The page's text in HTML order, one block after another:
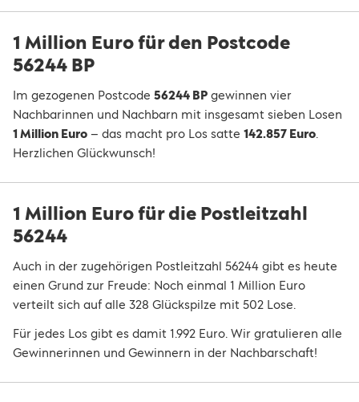
1 Million Euro für den Postcode
56244 BP
Im gezogenen Postcode 56244 BP gewinnen vier
Nachbarinnen und Nachbarn mit insgesamt sieben Losen
1 Million Euro – das macht pro Los satte 142.857 Euro.
Herzlichen Glückwunsch!
1 Million Euro für die Postleitzahl
56244
Auch in der zugehörigen Postleitzahl 56244 gibt es heute
einen Grund zur Freude: Noch einmal 1 Million Euro
verteilt sich auf alle 328 Glückspilze mit 502 Lose.
Für jedes Los gibt es damit 1.992 Euro. Wir gratulieren alle
Gewinnerinnen und Gewinnern in der Nachbarschaft!